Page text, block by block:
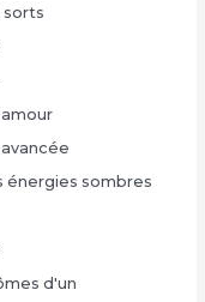
sorts
énergies sombres
d'un